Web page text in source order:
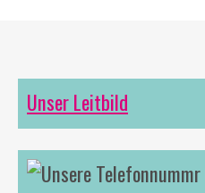
Unser Leitbild